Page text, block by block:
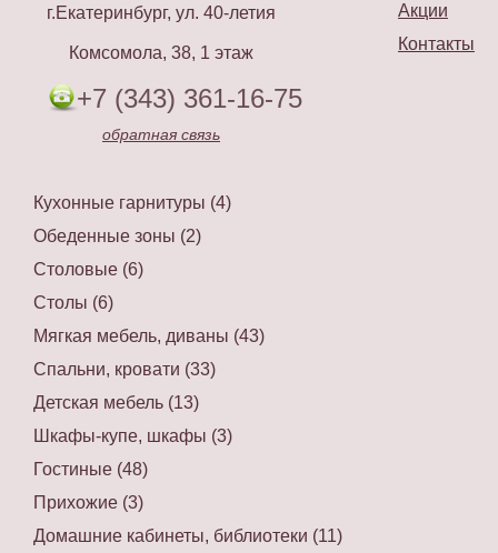
Акции
Контакты
г.Екатеринбург, ул. 40-летия
Комсомола, 38, 1 этаж
+7 (343) 361-16-75
обратная связь
Кухонные гарнитуры (4)
Обеденные зоны (2)
Столовые (6)
Столы (6)
Мягкая мебель, диваны (43)
Спальни, кровати (33)
Детская мебель (13)
Шкафы-купе, шкафы (3)
Гостиные (48)
Прихожие (3)
Домашние кабинеты, библиотеки (11)